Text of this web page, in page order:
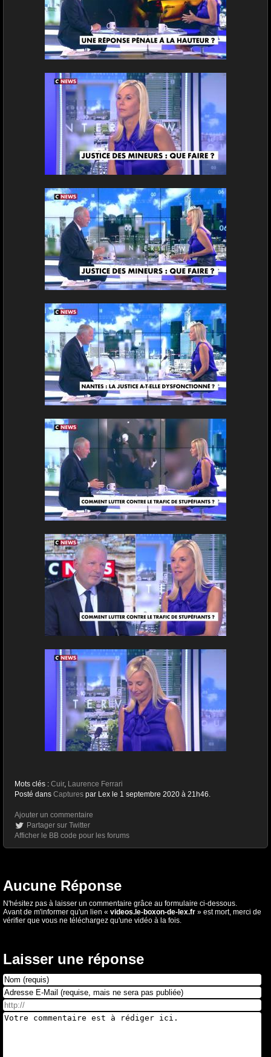
Mots clés : Cuir, Laurence Ferrari
Posté dans Captures par Lex le 1 septembre 2020 à 21h46.
Ajouter un commentaire
Partager sur Twitter
Afficher le BB code pour les forums
Aucune Réponse
N'hésitez pas à laisser un commentaire grâce au formulaire ci-dessous.
Avant de m'informer qu'un lien « videos.le-boxon-de-lex.fr » est mort, merci de
vérifier que vous ne téléchargez qu'une vidéo à la fois.
Laisser une réponse